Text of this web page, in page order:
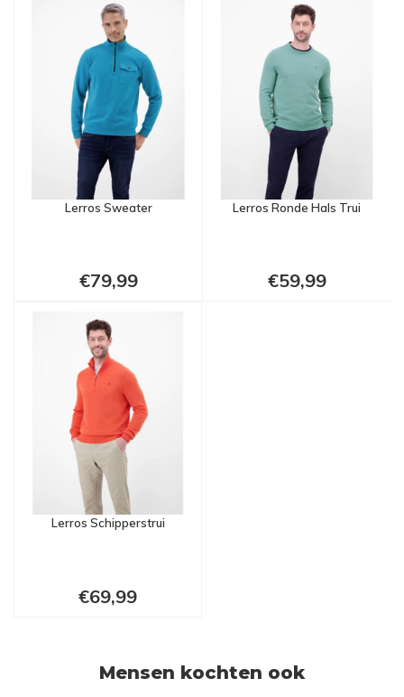
Lerros Sweater
€79,99
Lerros Ronde Hals Trui
€59,99
Lerros Schipperstrui
€69,99
Mensen kochten ook